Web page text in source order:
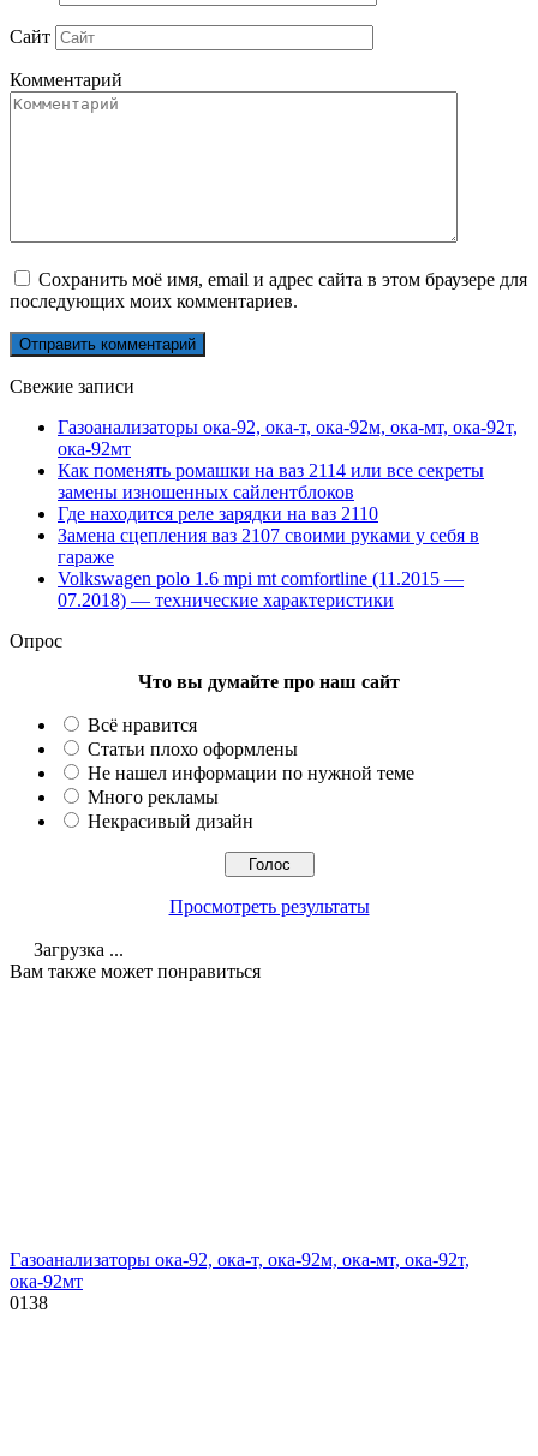
Сайт
Комментарий
Сохранить моё имя, email и адрес сайта в этом браузере для
последующих моих комментариев.
Свежие записи
Газоанализаторы ока-92, ока-т, ока-92м, ока-мт, ока-92т,
ока-92мт
Как поменять ромашки на ваз 2114 или все секреты
замены изношенных сайлентблоков
Где находится реле зарядки на ваз 2110
Замена сцепления ваз 2107 своими руками у себя в
гараже
Volkswagen polo 1.6 mpi mt comfortline (11.2015 —
07.2018) — технические характеристики
Опрос
Что вы думайте про наш сайт
Всё нравится
Статьи плохо оформлены
Не нашел информации по нужной теме
Много рекламы
Некрасивый дизайн
Просмотреть результаты
Загрузка ...
Вам также может понравиться
Газоанализаторы ока-92, ока-т, ока-92м, ока-мт, ока-92т,
ока-92мт
0138